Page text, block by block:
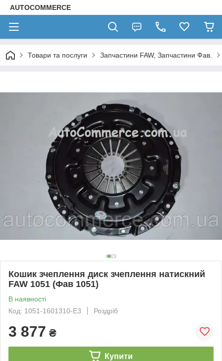
AUTOCOMMERCE
Товари та послуги Запчастини FAW, Запчастини Фав.
Кошик зчеплення диск зчеплення натискний
FAW 1051 (Фав 1051)
В наявності
Код: 1051-1601310-Е3
Роздріб
3 877 ₴
Купити